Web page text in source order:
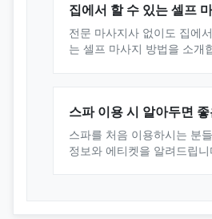
집에서 할 수 있는 셀프
전문 마사지사 없이도 집에
는 셀프 마사지 방법을 소개
스파 이용 시 알아두면
스파를 처음 이용하시는 분
정보와 에티켓을 알려드립니